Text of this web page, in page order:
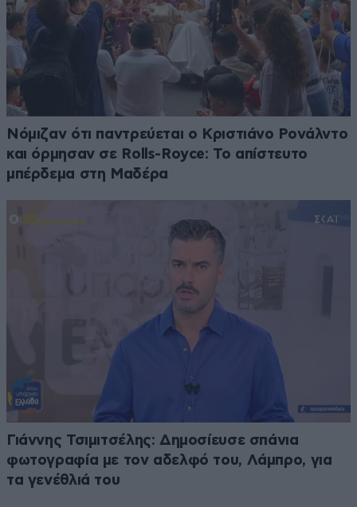
Νόμιζαν ότι παντρεύεται ο Κριστιάνο Ρονάλντο
και όρμησαν σε Rolls-Royce: Το απίστευτο
μπέρδεμα στη Μαδέρα
Γιάννης Τσιμιτσέλης: Δημοσίευσε σπάνια
φωτογραφία με τον αδελφό του, Λάμπρο, για
τα γενέθλιά του